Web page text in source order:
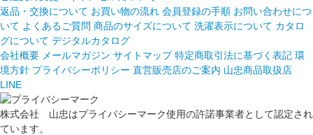
返品・交換について お買い物の流れ 会員登録の手順 お問い合わせにつ
いて よくあるご質問 商品のサイズについて 洗濯表示について カタロ
グについて デジタルカタログ
会社概要 メールマガジン サイトマップ 特定商取引法に基づく表記 環
境方針 プライバシーポリシー 直営販売店のご案内 山忠商品取扱店
LINE
株式会社 山忠はプライバシーマーク使用の許諾事業者として認定され
ています。